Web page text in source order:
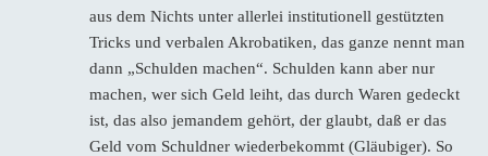
aus dem Nichts unter allerlei institutionell gestützten
Tricks und verbalen Akrobatiken, das ganze nennt man
dann „Schulden machen“. Schulden kann aber nur
machen, wer sich Geld leiht, das durch Waren gedeckt
ist, das also jemandem gehört, der glaubt, daß er das
Geld vom Schuldner wiederbekommt (Gläubiger). So